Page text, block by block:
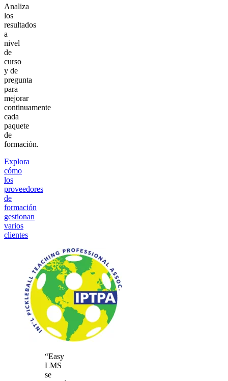
Analiza
los
resultados
a
nivel
de
curso
y de
pregunta
para
mejorar
continuamente
cada
paquete
de
formación.
Explora
cómo
los
proveedores
de
formación
gestionan
varios
clientes
“Easy
LMS
se